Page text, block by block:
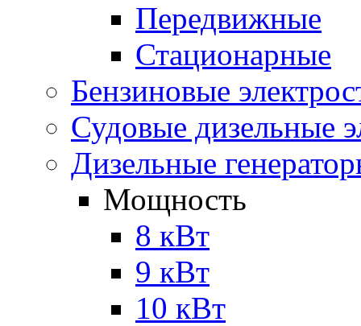
Передвижные
Стационарные
Бензиновые
Судовые дизельные
Дизельные
Мощность
8 кВт
9 кВт
10 кВт